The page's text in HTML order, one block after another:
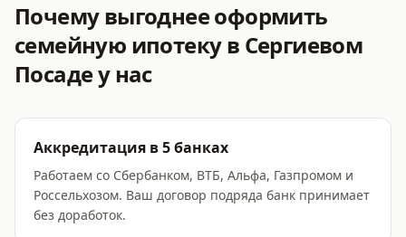
Почему выгоднее оформить
семейную ипотекув Сергиевом
Посадеу нас
Аккредитация в 5 банках
Работаем со Сбербанком, ВТБ, Альфа, Газпромом и
Россельхозом. Ваш договор подряда банк принимает
без доработок.